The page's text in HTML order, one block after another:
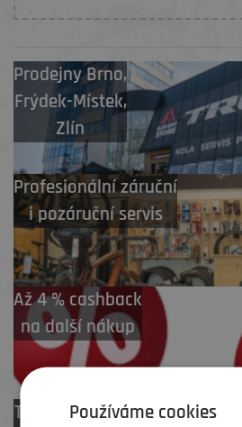
ProdejnyBrno,
Frýdek-Místek,
Zlín
Profesionální záruční
i pozáruční servis
Až 4 % cashback
na další nákup
Test centrumPoužíváme cookies